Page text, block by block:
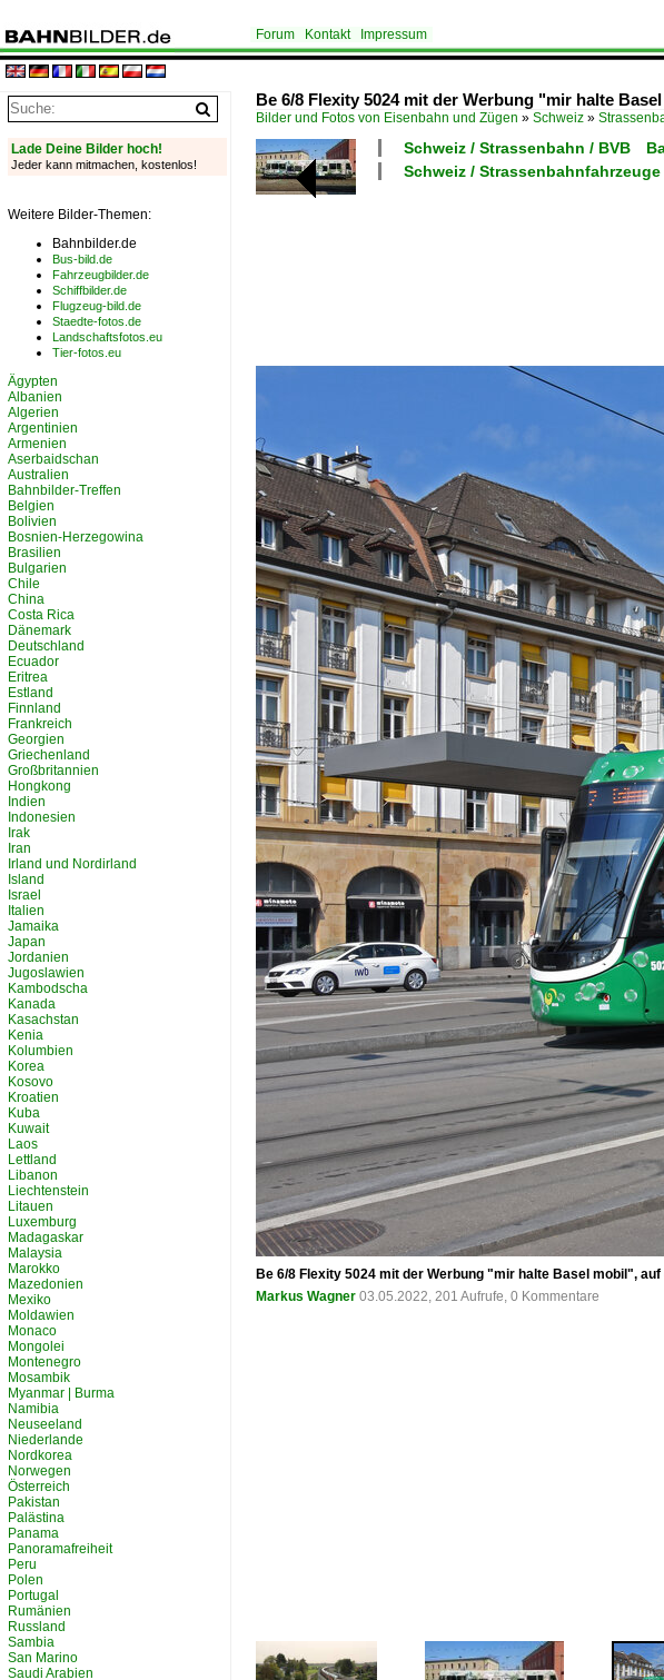
Forum Kontakt Impressum
Be 6/8 Flexity 5024 mit der Werbung "mir halte
Bilder und Fotos von Eisenbahn und Zügen » Schweiz »
Schweiz / Strassenbahn / BVB
Schweiz /
Be 6/8 Flexity 5024 mit der Werbung "mir halte Basel mobil",
Markus Wagner 03.05.2022, 201 Aufrufe, 0 Kommentare
Lade Deine Bilder hoch!
Jeder kann mitmachen, kostenlos!
Weitere Bilder-Themen:
Bahnbilder.de
Bus-bild.de
Fahrzeugbilder.de
Schiffbilder.de
Flugzeug-bild.de
Staedte-fotos.de
Landschaftsfotos.eu
Tier-fotos.eu
Ägypten
Albanien
Algerien
Argentinien
Armenien
Aserbaidschan
Australien
Bahnbilder-Treffen
Belgien
Bolivien
Bosnien-Herzegowina
Brasilien
Bulgarien
Chile
China
Costa Rica
Dänemark
Deutschland
Ecuador
Eritrea
Estland
Finnland
Frankreich
Georgien
Griechenland
Großbritannien
Hongkong
Indien
Indonesien
Irak
Iran
Irland und Nordirland
Island
Israel
Italien
Jamaika
Japan
Jordanien
Jugoslawien
Kambodscha
Kanada
Kasachstan
Kenia
Kolumbien
Korea
Kosovo
Kroatien
Kuba
Kuwait
Laos
Lettland
Libanon
Liechtenstein
Litauen
Luxemburg
Madagaskar
Malaysia
Marokko
Mazedonien
Mexiko
Moldawien
Monaco
Mongolei
Montenegro
Mosambik
Myanmar | Burma
Namibia
Neuseeland
Niederlande
Nordkorea
Norwegen
Österreich
Pakistan
Palästina
Panama
Panoramafreiheit
Peru
Polen
Portugal
Rumänien
Russland
Sambia
San Marino
Saudi Arabien